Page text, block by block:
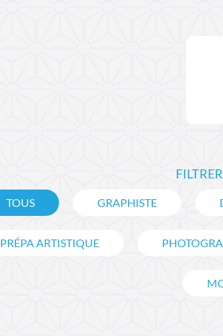
TOUS GRAPHISTE
PRÉPA ARTISTIQUE